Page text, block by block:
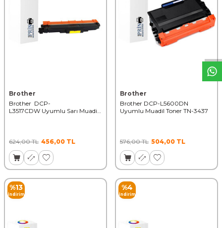
W
h
t
s
a
p
p
D
e
s
t
e
H
a
t
t
Brother
Brother DCP-
L3517CDW Uyumlu Sarı Muadil
624,00TL 456,00 TL
Brother
Brother DCP-L5600DN
Uyumlu Muadil Toner TN-3437
576,00TL 504,00 TL
%13
İndirim
%4
İndirim